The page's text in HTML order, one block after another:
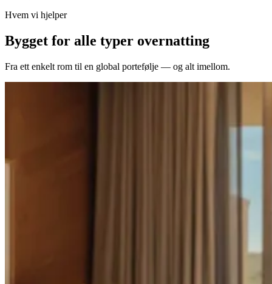
Hvem vi hjelper
Bygget for alle typer overnatting
Fra ett enkelt rom til en global portefølje — og alt imellom.